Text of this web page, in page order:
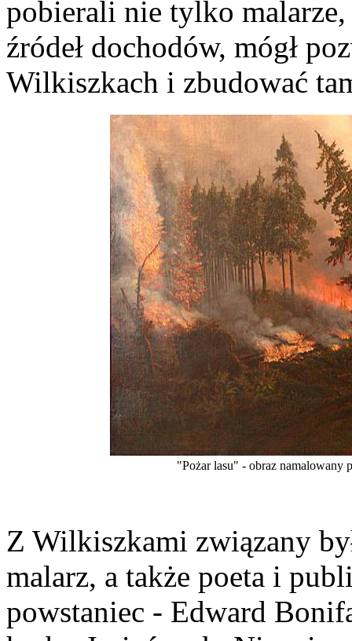
pobierali nie tylko
źródeł dochodów, mógł
Wilkiszkach i zbudować
"Pożar lasu" - obraz namalowany
Z Wilkiszkami związany
malarz, a także poeta i
powstaniec - Edward